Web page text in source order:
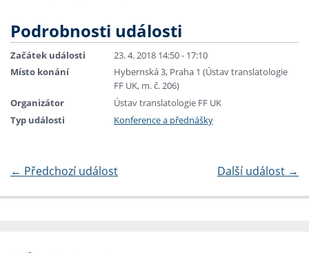
Podrobnosti události
Začátek události
23. 4. 2018 14:50 - 17:10
Místo konání
Hybernská 3, Praha 1 (Ústav translatologie
FF UK, m. č. 206)
Organizátor
Ústav translatologie FF UK
Typ události
Konference a přednášky
← Předchozí událost Další událost →